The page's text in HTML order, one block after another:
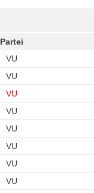
Partei
VU
VU
VU
VU
VU
VU
VU
VU